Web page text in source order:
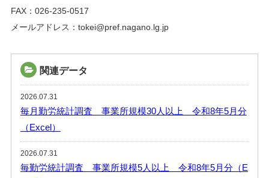
FAX：026-235-0517
メールアドレス：tokei@pref.nagano.lg.jp
関連データ
2026.07.31
毎月勤労統計調査 事業所規模30人以上 令和8年5月分
（Excel）
2026.07.31
毎勤労統計調査 事業所規模5人以上 令和8年5月分（E